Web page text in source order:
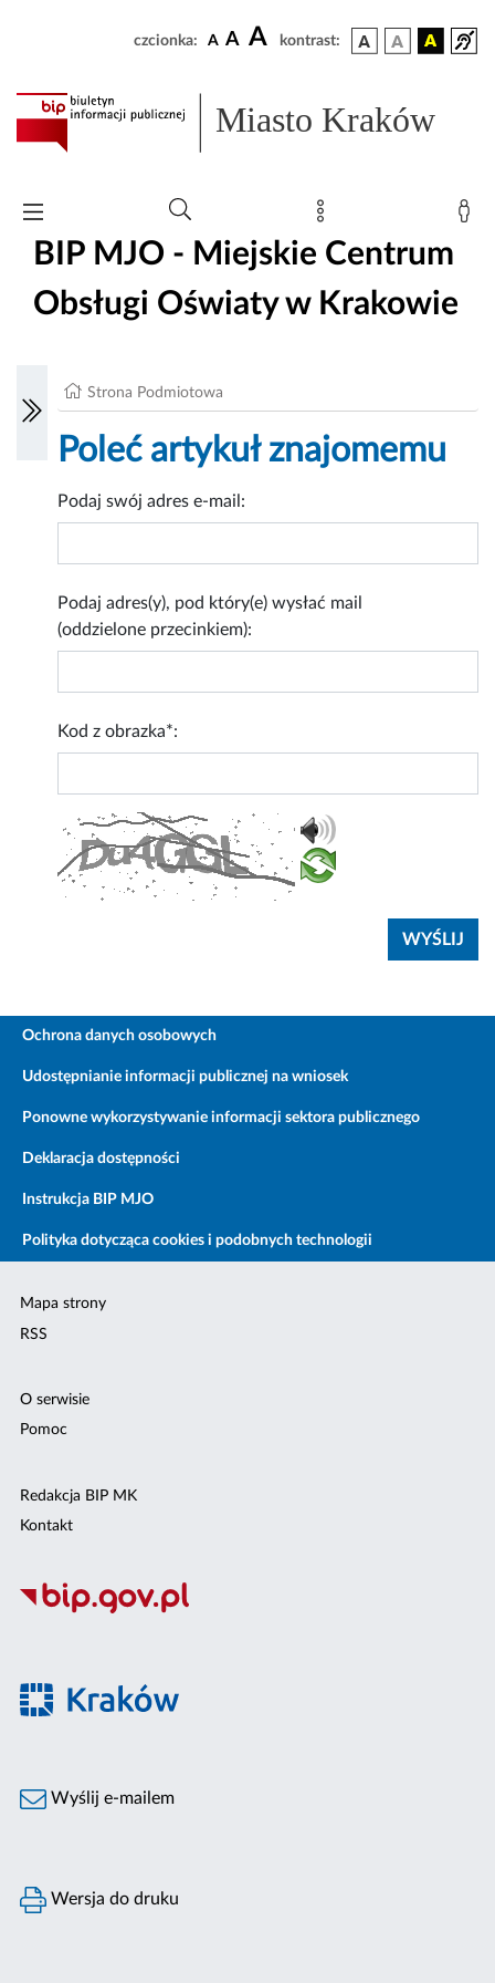
czcionka: A A A kontrast:
Miasto Kraków
BIP MJO - Miejskie Centrum
Obsługi Oświaty w Krakowie
Strona Podmiotowa
Poleć artykuł znajomemu
Podaj swój adres e-mail:
Podaj adres(y), pod który(e) wysłać mail
(oddzielone przecinkiem):
Kod z obrazka*:
Ochrona danych osobowych
Udostępnianie informacji publicznej na wniosek
Ponowne wykorzystywanie informacji sektora publicznego
Deklaracja dostępności
Instrukcja BIP MJO
Polityka dotycząca cookies i podobnych technologii
Mapa strony
RSS
O serwisie
Pomoc
Redakcja BIP MK
Kontakt
Wyślij e-mailem
Wersja do druku